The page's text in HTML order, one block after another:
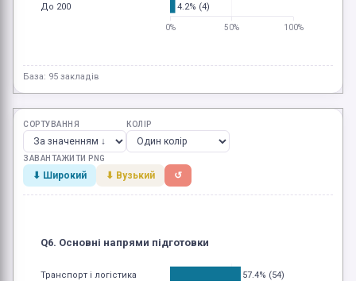
4.2% (4)
0% 50% 100%
До 200
База: 95 закладів
СОРТУВАННЯ КОЛІР
ЗАВАНТАЖИТИ PNG
⬇ Широкий ⬇ Вузький ↺
57.4% (54)
Транспорт і логістика
Q6. Основні напрями підготовки